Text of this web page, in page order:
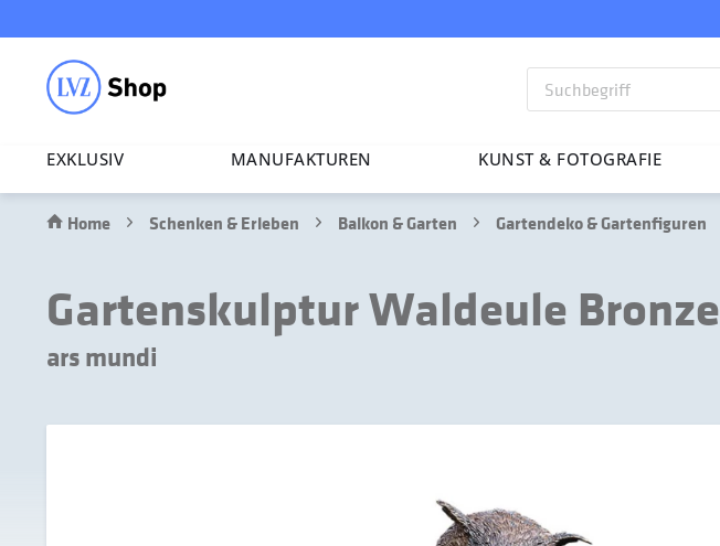
EXKLUSIV MANU­FAK­TUREN KUNST & FOTO­GRAFIE
Home Schenken & Erleben Balkon & Garten Gartendeko & Gartenfiguren
Gartenskulptur Waldeule Bronze
ars mundi